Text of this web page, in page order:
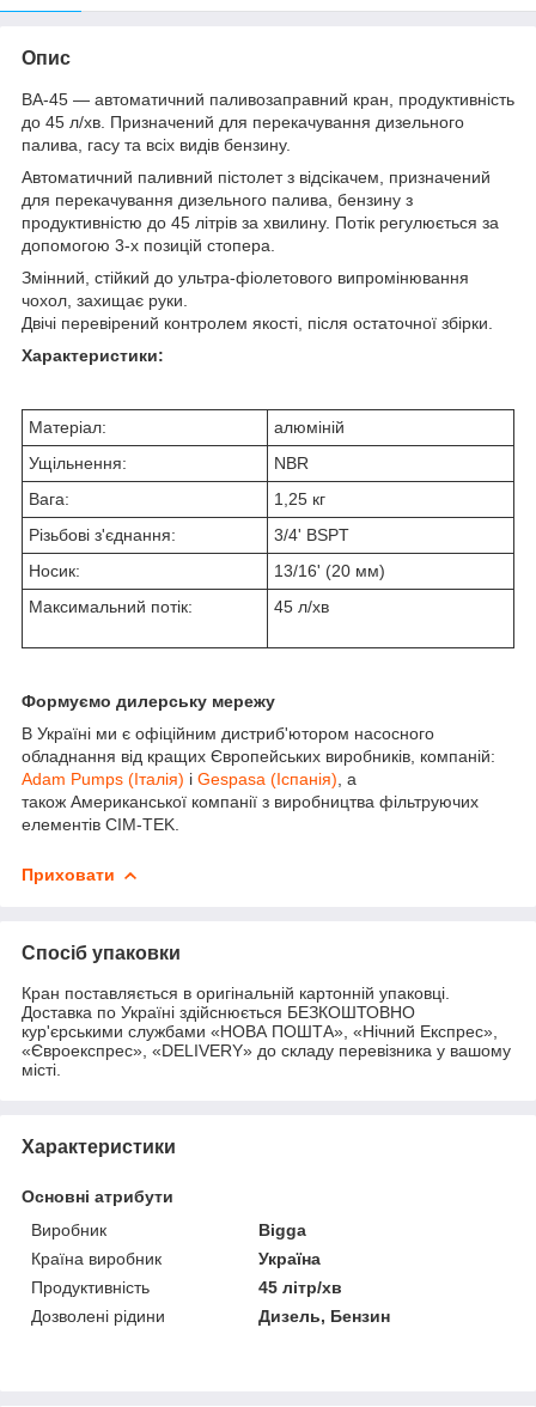
Опис
BA-45 ― автоматичний паливозаправний кран, продуктивність
до 45 л/хв. Призначений для перекачування дизельного
палива, гасу та всіх видів бензину.
Автоматичний паливний пістолет з відсікачем, призначений
для перекачування дизельного палива, бензину з
продуктивністю до 45 літрів за хвилину. Потік регулюється за
допомогою 3-х позицій стопера.
Змінний, стійкий до ультра-фіолетового випромінювання
чохол, захищає руки.
Двічі перевірений контролем якості, після остаточної збірки.
Характеристики:
Матеріал:
алюміній
Ущільнення:
NBR
Вага:
1,25 кг
Різьбові з'єднання:
3/4' BSPT
Носик:
13/16' (20 мм)
Максимальний потік:
45 л/хв
Формуємо дилерську мережу
В Україні ми є офіційним дистриб'ютором насосного
обладнання від кращих Європейських виробників, компаній:
Adam Pumps (Італія) і Gespasa (Іспанія) , а
також Американської компанії з виробництва фільтруючих
елементів CIM-TEK.
Приховати
Спосіб упаковки
Кран поставляється в оригінальній картонній упаковці.
Доставка по Україні здійснюється БЕЗКОШТОВНО
кур'єрськими службами «НОВА ПОШТА», «Нічний Експрес»,
«Євроекспрес», «DELIVERY» до складу перевізника у вашому
місті.
Характеристики
Основні атрибути
Виробник
Bigga
Країна виробник
Україна
Продуктивність
45 літр/хв
Дозволені рідини
Дизель, Бензин